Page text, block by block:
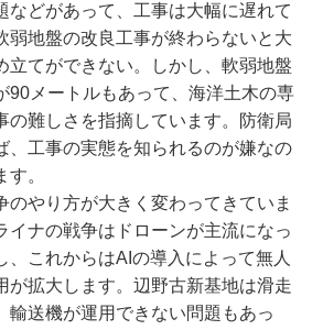
などがあって、工事は大幅に遅れて
弱地盤の改良工事が終わらないと大
立てができない。しかし、軟弱地盤
90メートルもあって、海洋土木の専
の難しさを指摘しています。防衛局
、工事の実態を知られるのが嫌なの
す。
のやり方が大きく変わってきていま
イナの戦争はドローンが主流になっ
、これからはAIの導入によって無人
が拡大します。辺野古新基地は滑走
輸送機が運用できない問題もあっ